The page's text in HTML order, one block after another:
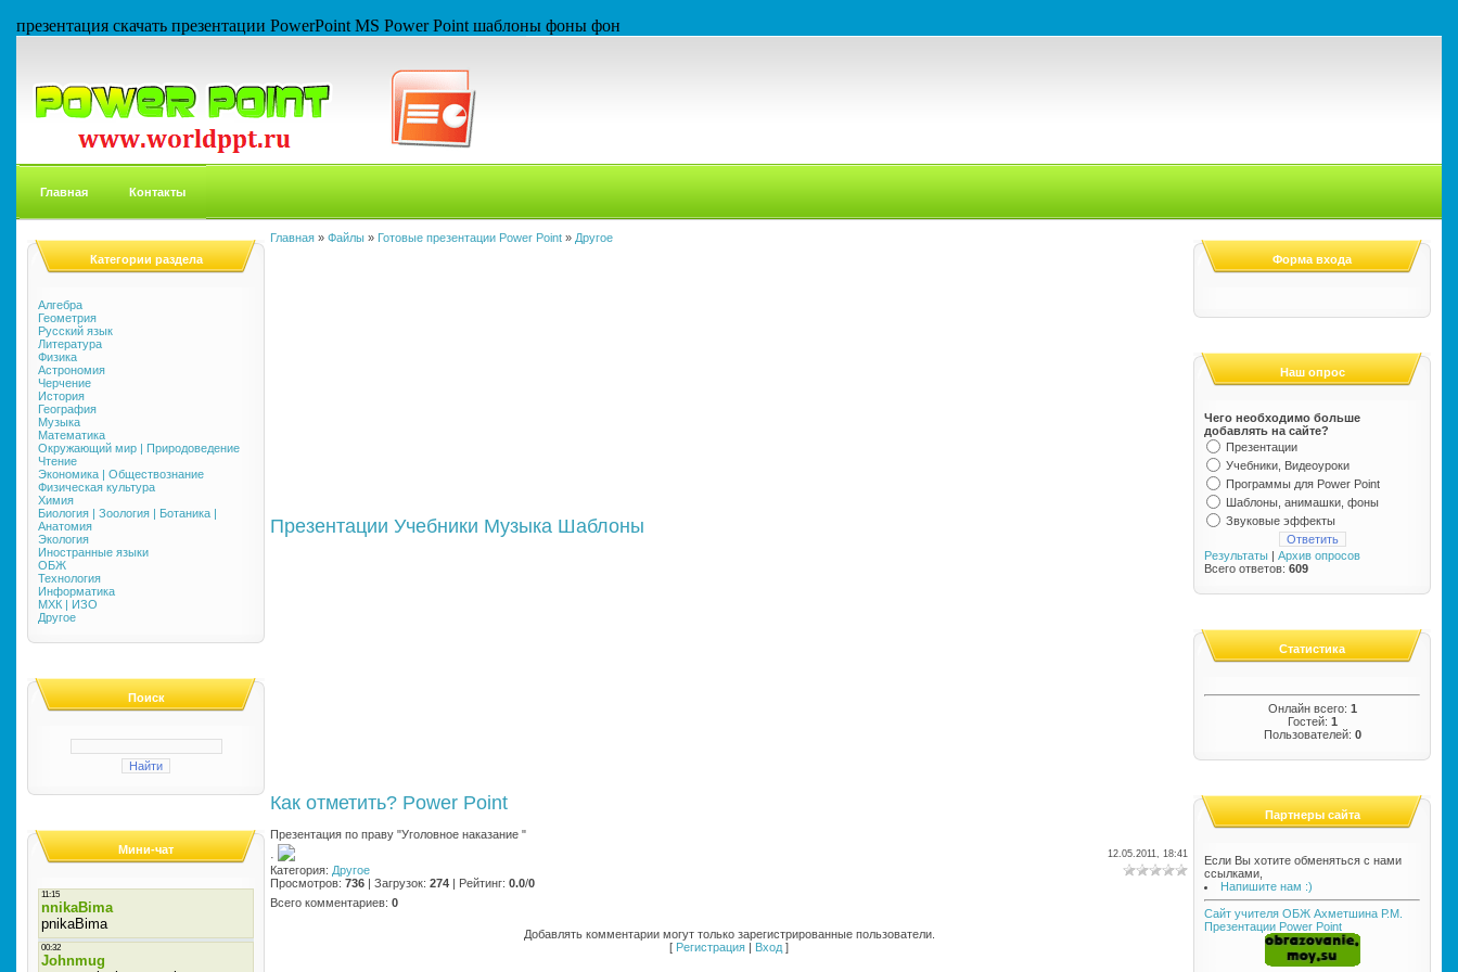
презентация скачать презентации PowerPoint MS Power Point шаблоны фоны фон
Главная Контакты
Категории раздела
Алгебра
Геометрия
Русский язык
Литература
Физика
Астрономия
Черчение
История
География
Музыка
Математика
Окружающий мир | Природоведение
Чтение
Экономика | Обществознание
Физическая культура
Химия
Биология | Зоология | Ботаника |
Анатомия
Экология
Иностранные языки
ОБЖ
Технология
Информатика
МХК | ИЗО
Другое
Поиск
Мини-чат
Главная » Файлы » Готовые презентации Power Point » Другое
Презентации Учебники Музыка Шаблоны
Как отметить? Power Point
Презентация по праву "Уголовное наказание "
·
12.05.2011, 18:41
Категория: Другое
Просмотров: 736 | Загрузок: 274 | Рейтинг: 0.0/0
Всего комментариев: 0
Добавлять комментарии могут только зарегистрированные пользователи.
[ Регистрация | Вход ]
Форма входа
Наш опрос
Чего необходимо больше
добавлять на сайте?
Презентации
Учебники, Видеоуроки
Программы для Power Point
Шаблоны, анимашки, фоны
Звуковые эффекты
Результаты | Архив опросов
Всего ответов: 609
Статистика
Онлайн всего: 1
Гостей: 1
Пользователей: 0
Партнеры сайта
Если Вы хотите обменяться с нами
ссылками,
Напишите нам :)
Сайт учителя ОБЖ Ахметшина Р.М.
Презентации Power Point